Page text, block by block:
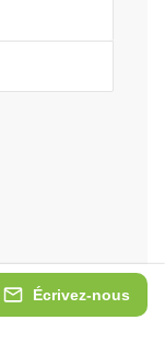
Écrivez-nous